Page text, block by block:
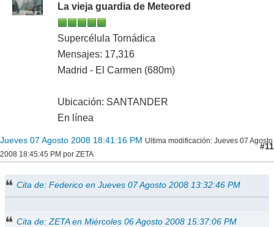
La vieja guardia de Meteored
Supercélula Tornádica
Mensajes: 17,316
Madrid - El Carmen (680m)
Ubicación: SANTANDER
En línea
Jueves 07 Agosto 2008 18:41:16 PM Ultima modificación: Jueves 07 Agosto
2008 18:45:45 PM por ZETA
#11
Cita de: Federico en Jueves 07 Agosto 2008 13:32:46 PM
Cita de: ZETA en Miércoles 06 Agosto 2008 15:37:06 PM